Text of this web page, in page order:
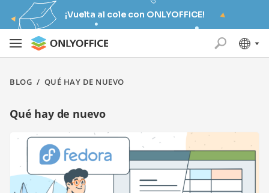
¡Vuelta al cole con ONLYOFFICE!
BLOG / QUÉ HAY DE NUEVO
Qué hay de nuevo